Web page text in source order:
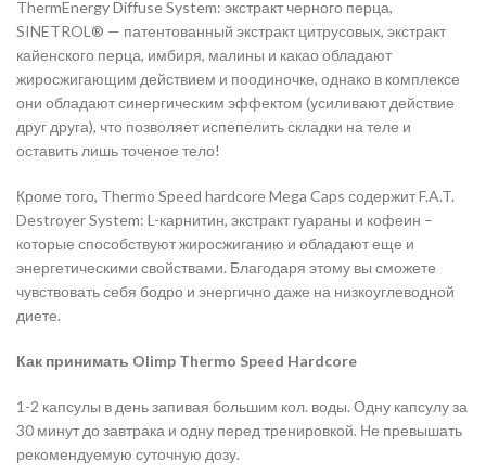
ThermEnergy Diffuse System: экстракт черного перца,
SINETROL® — патентованный экстракт цитрусовых, экстракт
кайенского перца, имбиря, малины и какао обладают
жиросжигающим действием и поодиночке, однако в комплексе
они обладают синергическим эффектом (усиливают действие
друг друга), что позволяет испепелить складки на теле и
оставить лишь точеное тело!
Кроме того, Thermo Speed hardcore Mega Caps содержит F.A.T.
Destroyer System: L-карнитин, экстракт гуараны и кофеин –
которые способствуют жиросжиганию и обладают еще и
энергетическими свойствами. Благодаря этому вы сможете
чувствовать себя бодро и энергично даже на низкоуглеводной
диете.
Как принимать Olimp Thermo Speed Hardcore
1-2 капсулы в день запивая большим кол. воды. Одну капсулу за
30 минут до завтрака и одну перед тренировкой. Не превышать
рекомендуемую суточную дозу.